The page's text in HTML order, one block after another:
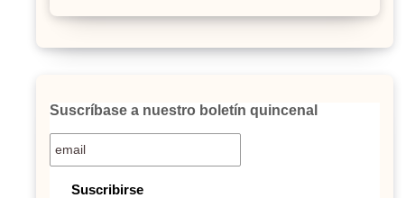
Suscríbase a nuestro boletín quincenal